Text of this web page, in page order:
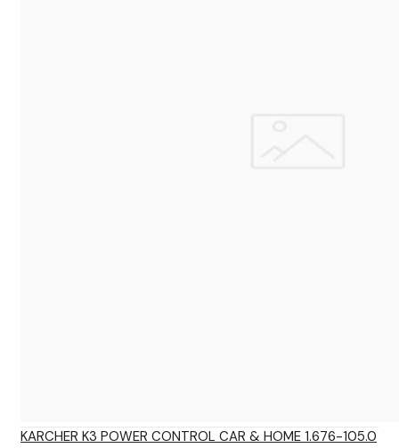
KARCHER K3 POWER CONTROL CAR & HOME 1.676-105.0